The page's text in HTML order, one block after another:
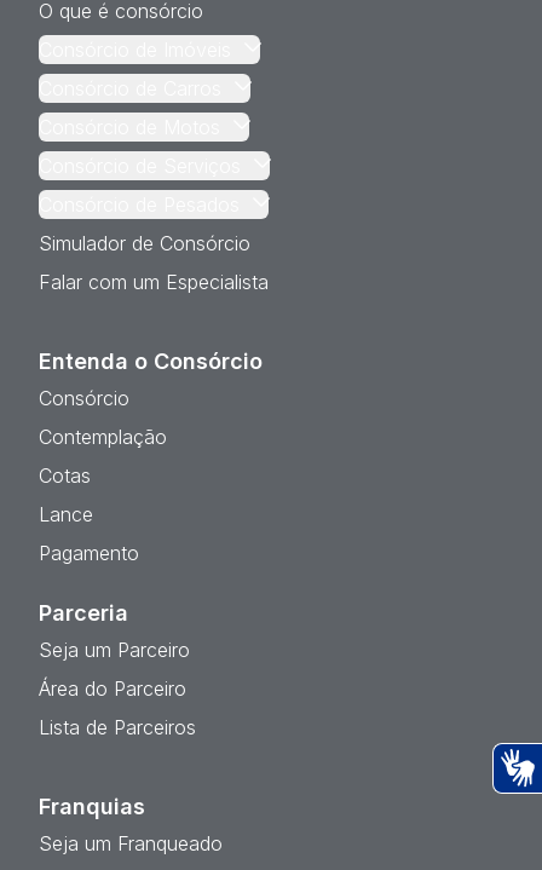
O que é consórcio
Consórcio de Imóveis
Consórcio de Carros
Consórcio de Motos
Consórcio de Serviços
Consórcio de Pesados
Simulador de Consórcio
Falar com um Especialista
Entenda o Consórcio
Consórcio
Contemplação
Cotas
Lance
Pagamento
Parceria
Seja um Parceiro
Área do Parceiro
Lista de Parceiros
Franquias
Seja um Franqueado